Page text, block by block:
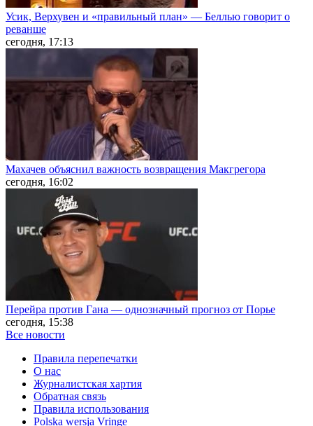
Усик, Верхувен и «правильный план» — Беллью говорит о
реванше
сегодня, 17:13
Махачев объяснил важность возвращения Макгрегора
сегодня, 16:02
Перейра против Гана — однозначный прогноз от Порье
сегодня, 15:38
Все новости
Правила перепечатки
О нас
Журналистская хартия
Обратная связь
Правила использования
Polska wersja Vringe